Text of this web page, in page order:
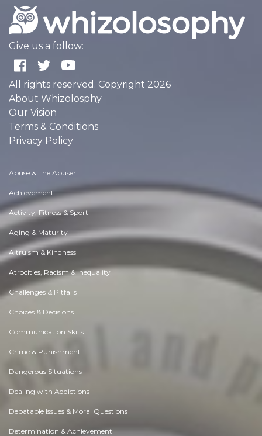
Give us a follow:
All rights reserved. Copyright 2026
About Whizolosphy
Our Vision
Terms & Conditions
Privacy Policy
Abuse & The Abuser
Achievement
Activity, Fitness & Sport
Aging & Maturity
Altruism & Kindness
Atrocities, Racism & Inequality
Challenges & Pitfalls
Choices & Decisions
Communication Skills
Crime & Punishment
Dangerous Situations
Dealing with Addictions
Debatable Issues & Moral Questions
Determination & Achievement